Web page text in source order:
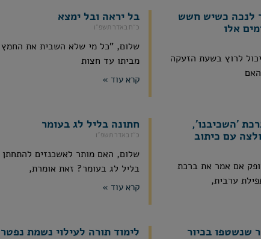
לנכה כשיש חשש
אלו
לרוץ בשעת הזעקה
בל יראה ובל ימצא
כ״ח באדר תשפ״ו
שלום, "כל מי שלא השבית את החמץ
מביתו עד חצות
קרא עוד »
'השכיבנו',
עם כיתוב
המסופק אם אמר את ברכת
ערבית,
חתונה בליל לג בעומר
כ״ז באדר תשפ״ו
שלום, האם מותר לאשכנזים להתחתן
בליל לג בעומר? זאת אומרת,
קרא עוד »
שנשטפו בכיור
לימוד תורה לעילוי נשמת נפטר